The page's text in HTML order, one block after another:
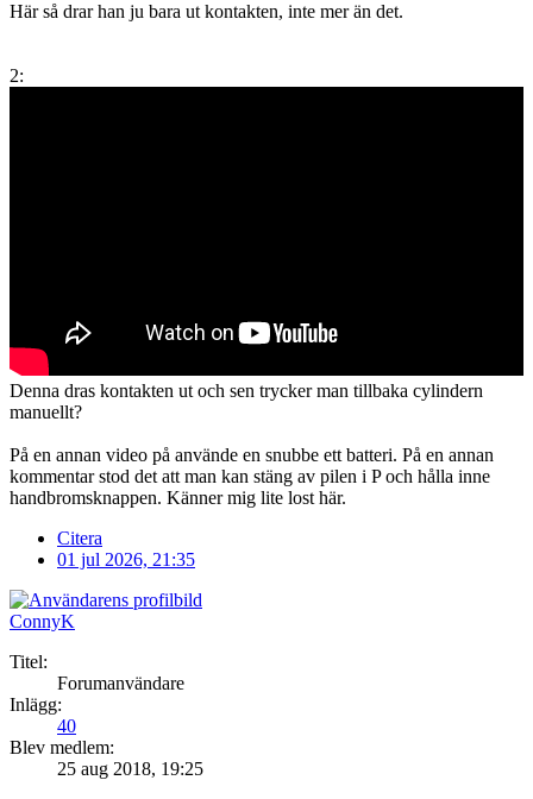
Här så drar han ju bara ut kontakten, inte mer än det.
2:
Denna dras kontakten ut och sen trycker man tillbaka cylindern
manuellt?
På en annan video på använde en snubbe ett batteri. På en annan
kommentar stod det att man kan stäng av pilen i P och hålla inne
handbromsknappen. Känner mig lite lost här.
Citera
01 jul 2026, 21:35
ConnyK
Titel:
Forumanvändare
Inlägg:
40
Blev medlem:
25 aug 2018, 19:25